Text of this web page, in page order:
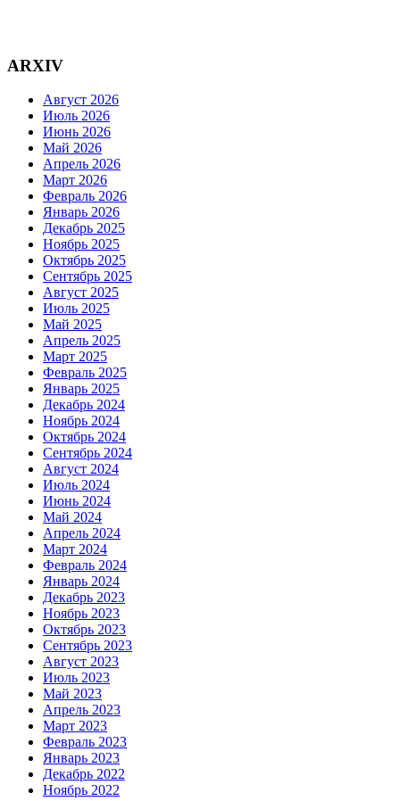
ARXIV
Август 2026
Июль 2026
Июнь 2026
Май 2026
Апрель 2026
Март 2026
Февраль 2026
Январь 2026
Декабрь 2025
Ноябрь 2025
Октябрь 2025
Сентябрь 2025
Август 2025
Июль 2025
Май 2025
Апрель 2025
Март 2025
Февраль 2025
Январь 2025
Декабрь 2024
Ноябрь 2024
Октябрь 2024
Сентябрь 2024
Август 2024
Июль 2024
Июнь 2024
Май 2024
Апрель 2024
Март 2024
Февраль 2024
Январь 2024
Декабрь 2023
Ноябрь 2023
Октябрь 2023
Сентябрь 2023
Август 2023
Июль 2023
Май 2023
Апрель 2023
Март 2023
Февраль 2023
Январь 2023
Декабрь 2022
Ноябрь 2022